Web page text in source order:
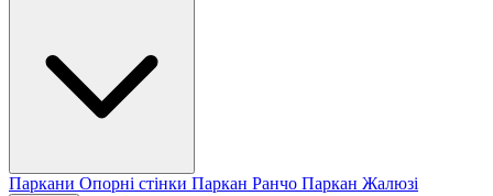
Паркани Опорні стінки Паркан Ранчо Паркан Жалюзі